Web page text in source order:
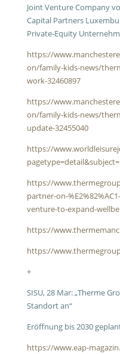
Joint Venture Company
Capital Partners
Private-Equity
https://
on/family-kids-news/
work-32460897
https://
on/family-kids-news/
update-32455040
https://
https://
partner-on-
venture-to-expand-
https://
https://
+
SISU, 28 Mar: „Therme
Standort an“
Eröffnung bis 2030
https://www.eap-